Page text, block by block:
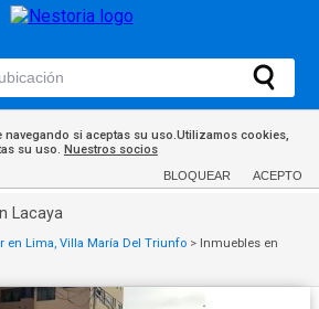
si aceptas su uso.Utilizamos cookies,
su uso. Nuestros socios
BLOQUEAR ACEPTO
Lacaya
en Lima, Villa María Del Triunfo > Inmuebles en